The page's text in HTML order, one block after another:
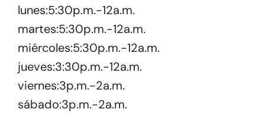
lunes:5:30p.m.-12a.m.
martes:5:30p.m.-12a.m.
miércoles:5:30p.m.-12a.m.
jueves:3:30p.m.-12a.m.
viernes:3p.m.-2a.m.
sábado:3p.m.-2a.m.